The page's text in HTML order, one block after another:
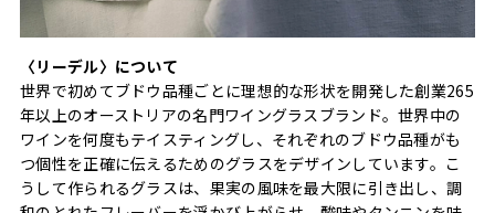
〈リーデル〉について
世界で初めてブドウ品種ごとに理想的な形状を開発した創業265
年以上のオーストリアの名門ワイングラスブランド。世界中の
ワインを何度もテイスティングし、それぞれのブドウ品種がも
つ個性を正確に伝えるためのグラスをデザインしています。こ
うして作られるグラスは、果実の風味を最大限に引き出し、調